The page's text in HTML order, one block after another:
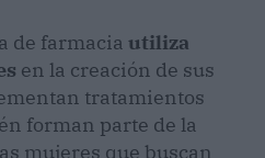
de farmacia utiliza
en la creación de sus
tratamientos
forman parte de la
mujeres que buscan